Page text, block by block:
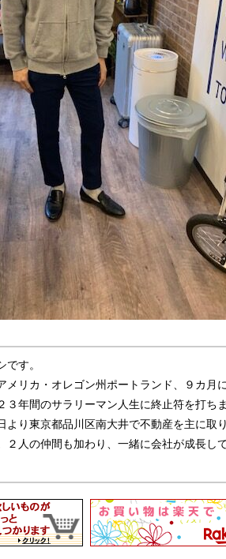
です。
メリカ・オレゴン州ポートランド、９カ月
３年間のサラリーマン人生に終止符を打ちま
より東京都品川区南大井で不動産を主に取
２人の仲間も加わり、一緒に会社が成長し